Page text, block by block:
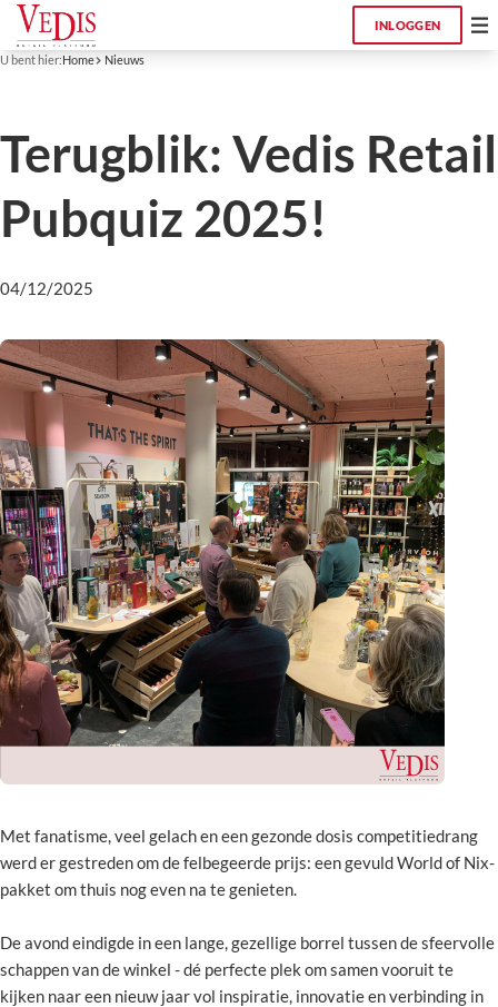
INLOGGEN
U bent hier:Home Nieuws
Terugblik: Vedis Retail
Pubquiz 2025!
04/12/2025
Met fanatisme, veel gelach en een gezonde dosis competitiedrang
werd er gestreden om de felbegeerde prijs: een gevuld World of Nix-
pakket om thuis nog even na te genieten.
De avond eindigde in een lange, gezellige borrel tussen de sfeervolle
schappen van de winkel - dé perfecte plek om samen vooruit te
kijken naar een nieuw jaar vol inspiratie, innovatie en verbinding in